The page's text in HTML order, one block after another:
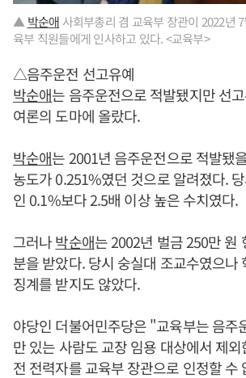
▲ 박순애 사회부총리 겸 교육부 장관이 2022년
육부 직원들에게 인사하고 있다. <교육부>
△음주운전 선고유예
박순애는 음주운전으로 적발됐지만 선
여론의 도마에 올랐다.
박순애는 2001년 음주운전으로 적발됐
농도가 0.251%였던 것으로 알려졌다.
인 0.1%보다 2.5배 이상 높은 수치였다.
그러나박순애는 2002년 벌금 250만 원
분을 받았다. 당시 숭실대 조교수였으나
징계를 받지도 않았다.
야당인 더불어민주당은 "교육부는 음주
만 있는 사람도 교장 임용 대상에서 제
전 전력자를 교육부 장관으로 인정할 수